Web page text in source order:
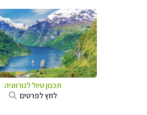
תכנון טיול לנורווגיה
לחץ לפרטים